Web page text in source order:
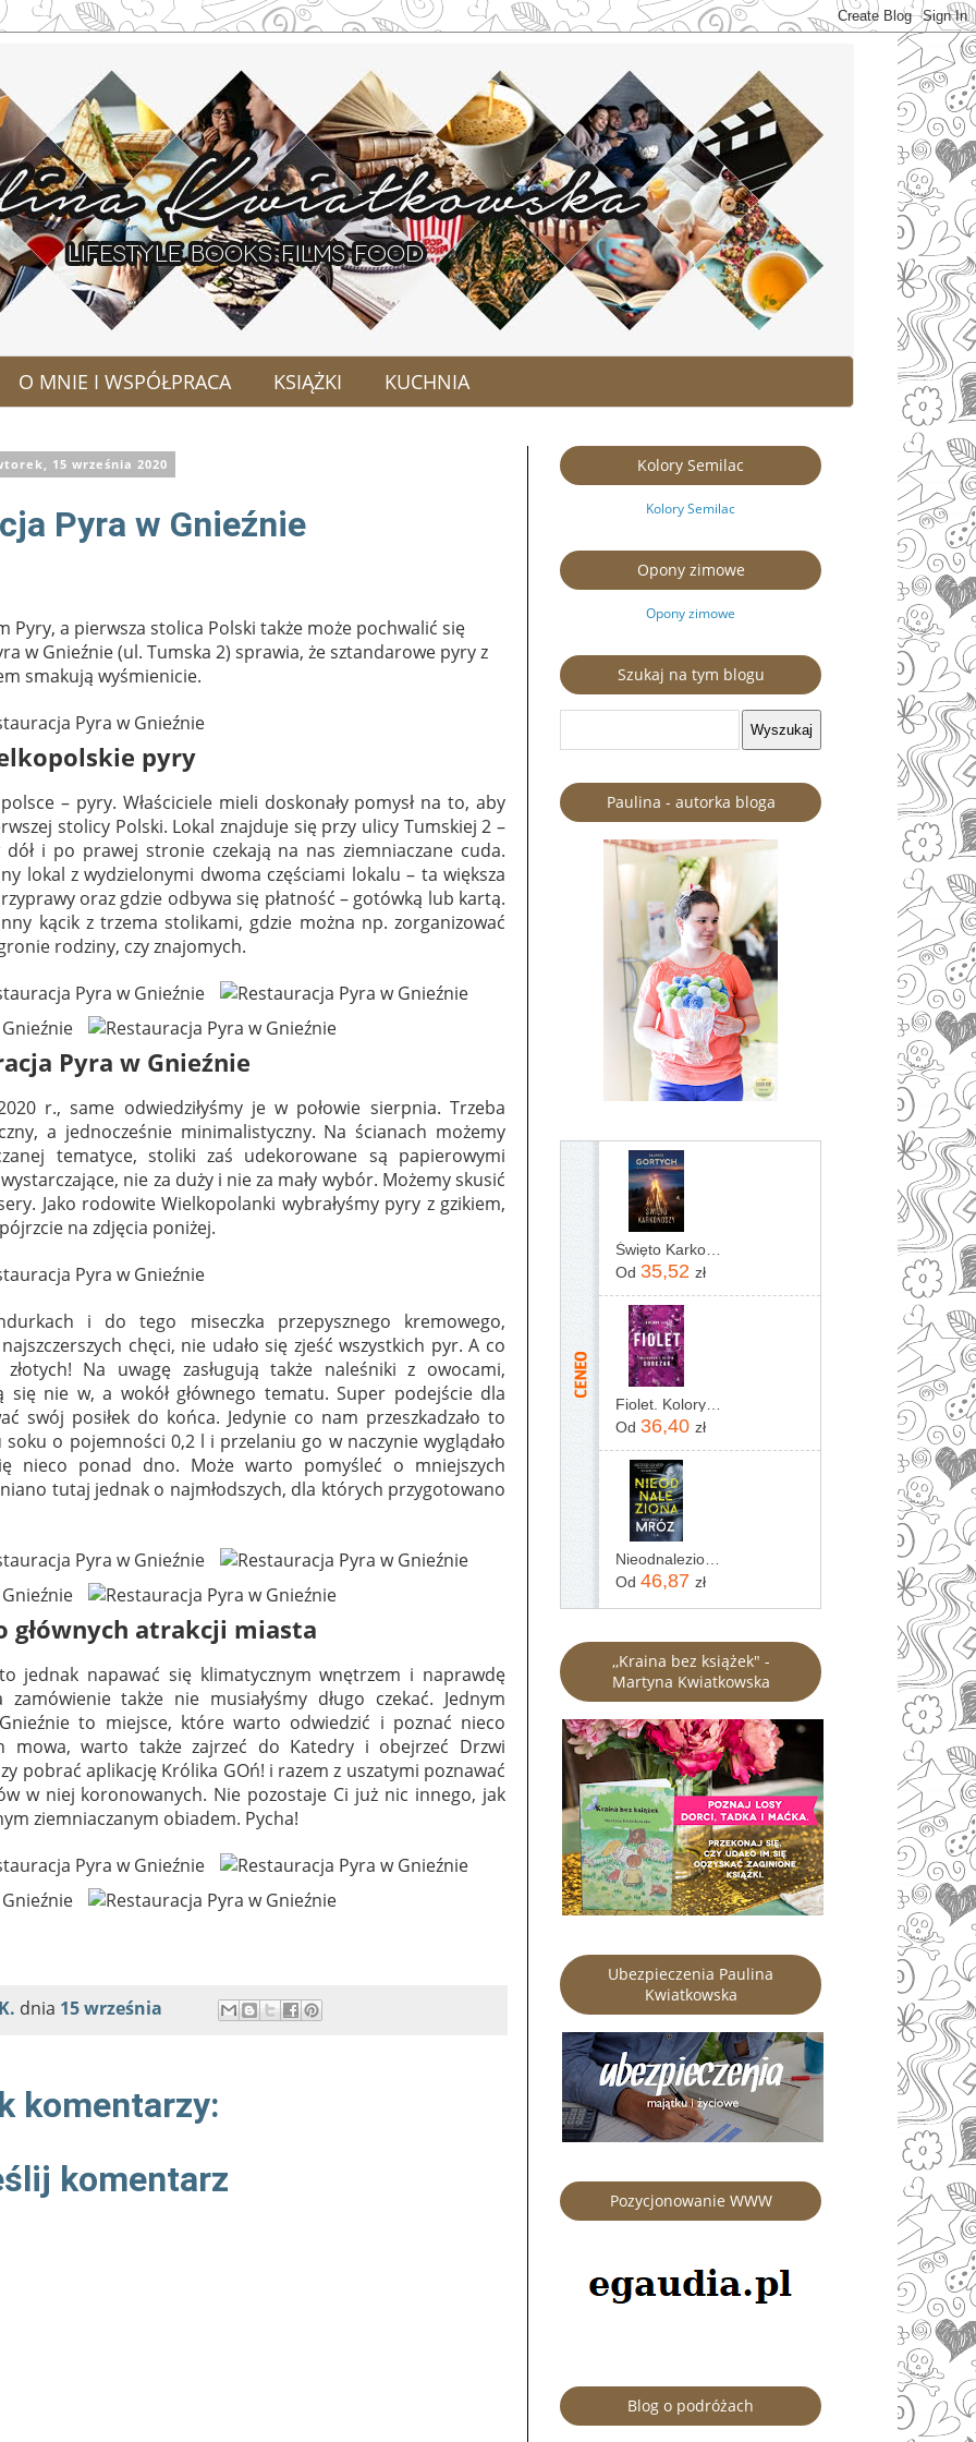
O MNIE I WSPÓŁPRACA KSIĄŻKI KUCHNIA
15 września 2020
Pyra w Gnieźnie
Pyry, a pierwsza stolica Polski także może pochwalić się
w Gnieźnie (ul. Tumska 2) sprawia, że sztandarowe pyry z
smakują wyśmienicie.
pyry
– pyry. Właściciele mieli doskonały pomysł na to, aby
stolicy Polski. Lokal znajduje się przy ulicy Tumskiej 2 –
i po prawej stronie czekają na nas ziemniaczane cuda.
lokal z wydzielonymi dwoma częściami lokalu – ta większa
oraz gdzie odbywa się płatność – gotówką lub kartą.
kącik z trzema stolikami, gdzie można np. zorganizować
rodziny, czy znajomych.
Pyra w Gnieźnie
r., same odwiedziłyśmy je w połowie sierpnia. Trzeba
a jednocześnie minimalistyczny. Na ścianach możemy
tematyce, stoliki zaś udekorowane są papierowymi
nie za duży i nie za mały wybór. Możemy skusić
Jako rodowite Wielkopolanki wybrałyśmy pyry z gzikiem,
na zdjęcia poniżej.
i do tego miseczka przepysznego kremowego,
chęci, nie udało się zjeść wszystkich pyr. A co
Na uwagę zasługują także naleśniki z owocami,
nie w, a wokół głównego tematu. Super podejście dla
swój posiłek do końca. Jedynie co nam przeszkadzało to
o pojemności 0,2 l i przelaniu go w naczynie wyglądało
nieco ponad dno. Może warto pomyśleć o mniejszych
tutaj jednak o najmłodszych, dla których przygotowano
głównych atrakcji miasta
jednak napawać się klimatycznym wnętrzem i naprawdę
także nie musiałyśmy długo czekać. Jednym
to miejsce, które warto odwiedzić i poznać nieco
mowa, warto także zajrzeć do Katedry i obejrzeć Drzwi
pobrać aplikację Królika GOń! i razem z uszatymi poznawać
w niej koronowanych. Nie pozostaje Ci już nic innego, jak
ziemniaczanym obiadem. Pycha!
dnia 15 września
komentarzy:
komentarz
Kolory Semilac
Kolory Semilac
Opony zimowe
Opony zimowe
Szukaj na tym blogu
Paulina - autorka bloga
Od 35,52 zł
Od 36,40 zł
Od 46,87 zł
,,Kraina bez książek" -
Martyna Kwiatkowska
Ubezpieczenia Paulina
Kwiatkowska
Pozycjonowanie WWW
Blog o podróżach